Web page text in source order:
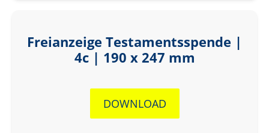
Freianzeige Testamentsspende |
4c | 190 x 247 mm
DOWNLOAD